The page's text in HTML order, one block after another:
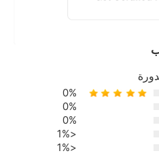
0%
0%
0%
<1%
<1%